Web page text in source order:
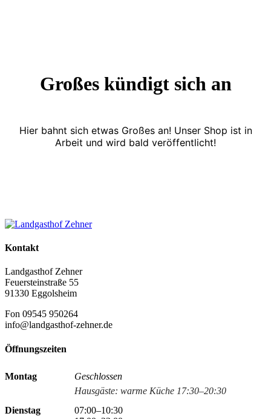
Großes kündigt sich an
Hier bahnt sich etwas Großes an! Unser Shop ist in
Arbeit und wird bald veröffentlicht!
Kontakt
Landgasthof Zehner
Feuersteinstraße 55
91330 Eggolsheim
Fon 09545 950264
info@landgasthof-zehner.de
Öffnungszeiten
Montag
Geschlossen
Hausgäste: warme Küche 17:30–20:30
Dienstag
07:00–10:30